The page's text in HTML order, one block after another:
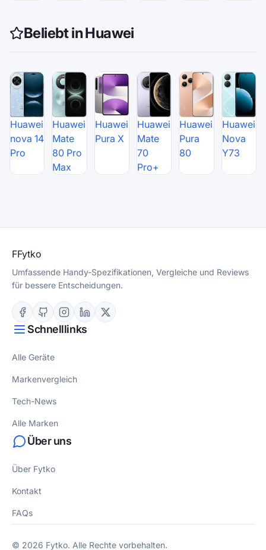
Beliebt in Huawei
Huawei
nova 14
Pro
Huawei
Mate
80 Pro
Max
Huawei
Pura X
Huawei
Mate
70
Pro+
Huawei
Pura
80
Huawei
Nova
Y73
FFytko
Umfassende Handy-Spezifikationen, Vergleiche und Reviews
für bessere Entscheidungen.
Schnelllinks
Alle Geräte
Markenvergleich
Tech-News
Alle Marken
Über uns
Über Fytko
Kontakt
FAQs
© 2026 Fytko. Alle Rechte vorbehalten.